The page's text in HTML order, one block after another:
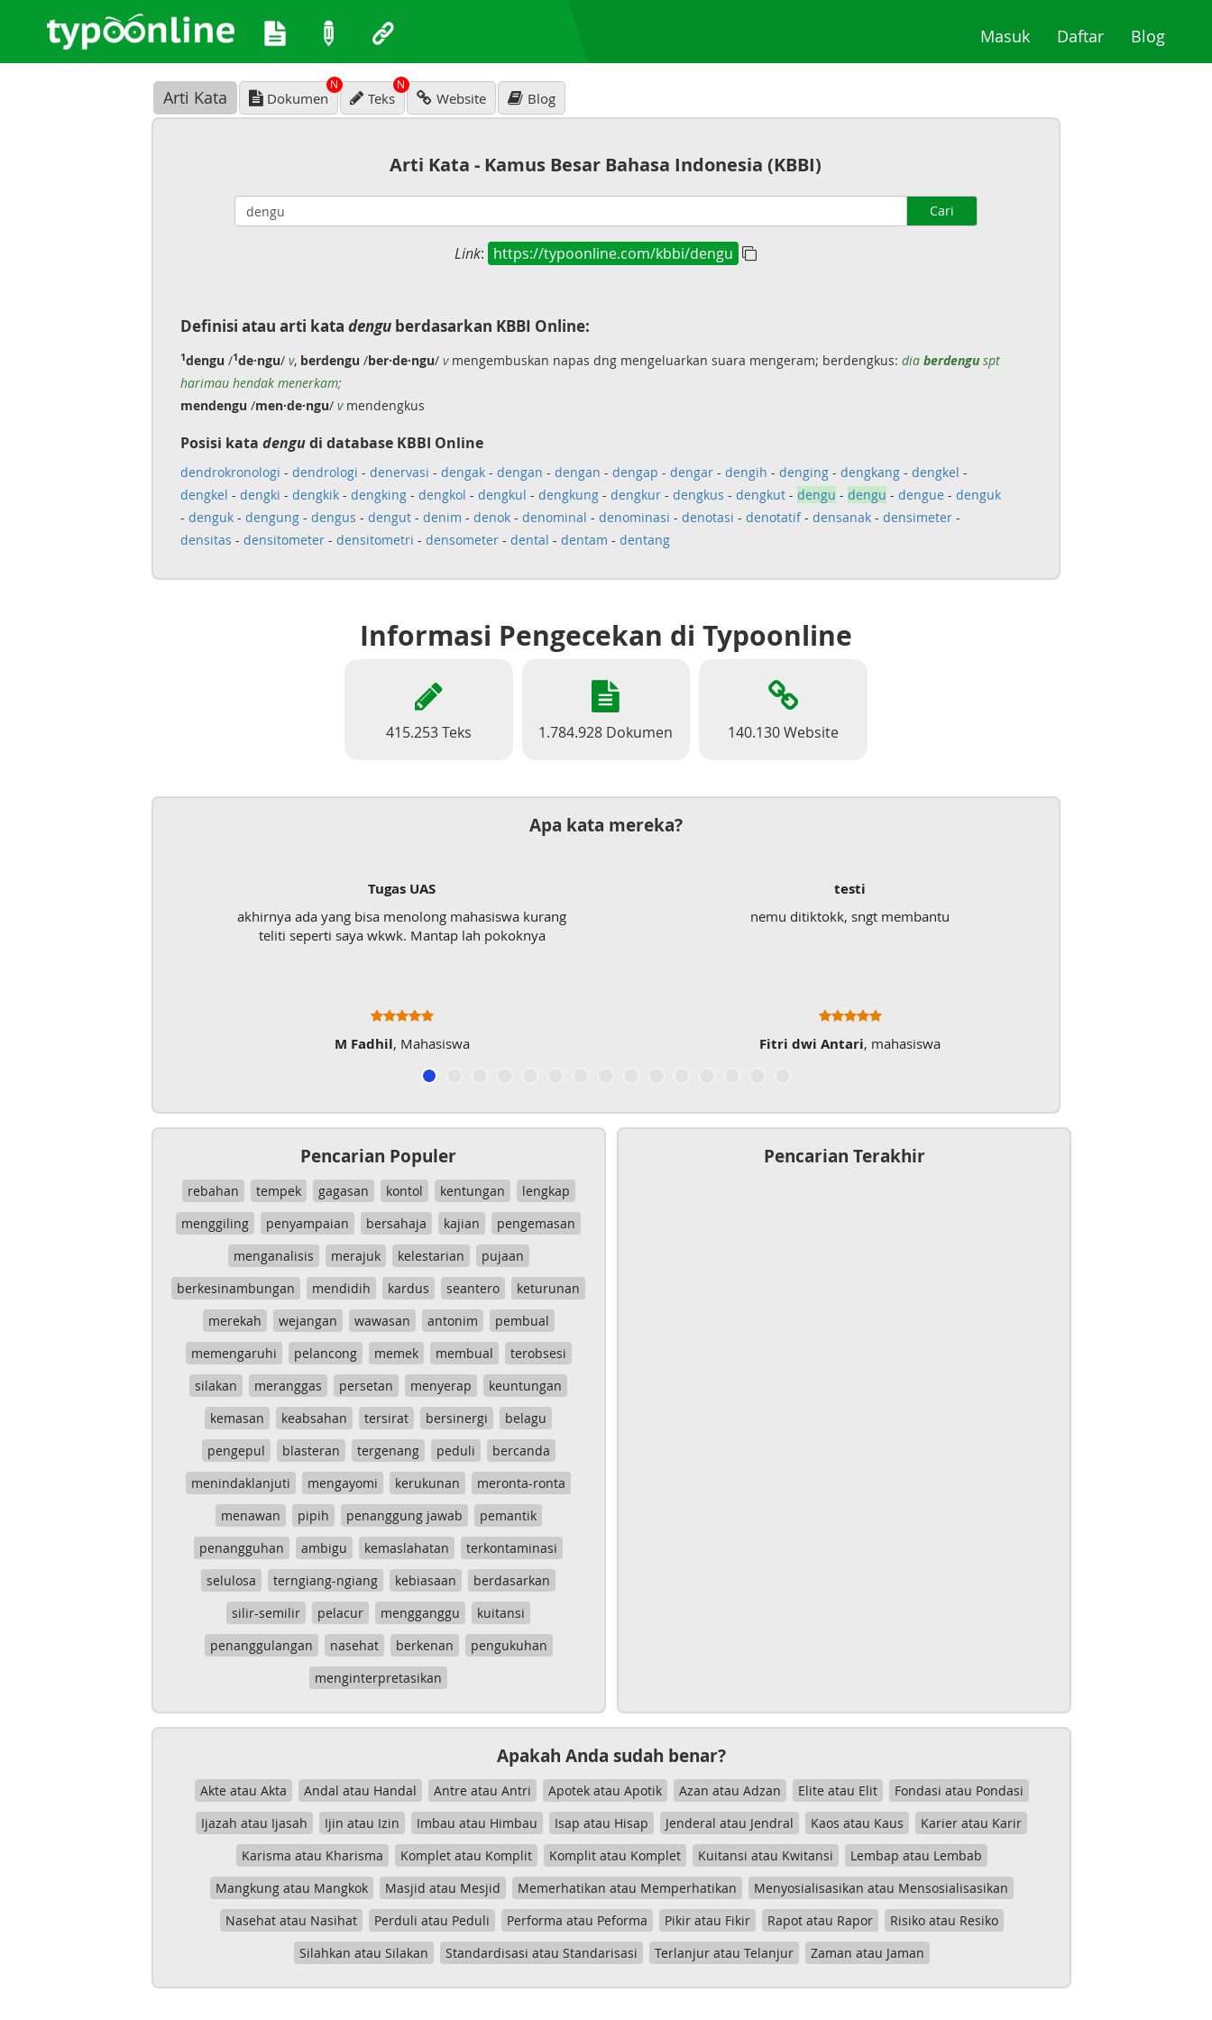
Masuk(current)
Daftar(current)
Blog
Arti Kata Dokumen
N
Teks
N
Website Blog
Arti Kata - Kamus Besar Bahasa Indonesia (KBBI)
Cari
Link: https://typoonline.com/kbbi/dengu
Definisi atau arti kata denguberdasarkan KBBI Online:
1dengu /1de·ngu/ v, berdengu /ber·de·ngu/ vmengembuskan napas dng mengeluarkan suara mengeram; berdengkus: dia berdenguspt
harimau hendak menerkam;
mendengu /men·de·ngu/ vmendengkus
Posisi kata dengudi database KBBI Online
dendrokronologi - dendrologi - denervasi - dengak- dengan - dengan - dengap - dengar- dengih - denging- dengkang- dengkel -
dengkel - dengki - dengkik- dengking- dengkol - dengkul - dengkung- dengkur- dengkus - dengkut- dengu - dengu - dengue - denguk
- denguk- dengung- dengus - dengut- denim - denok- denominal - denominasi - denotasi - denotatif- densanak- densimeter-
densitas - densitometer- densitometri - densometer- dental - dentam - dentang
Informasi Pengecekan di Typoonline
415.253 Teks 1.784.928 Dokumen 140.130 Website
Apa kata mereka?
Tugas UAS
akhirnya ada yang bisa menolong mahasiswa kurang
teliti seperti saya wkwk. Mantap lah pokoknya
M Fadhil, Mahasiswa
testi
nemu ditiktokk, sngt membantu
Fitri dwi Antari, mahasiswa
Pencarian Populer
rebahan tempek gagasan kontol kentungan
lengkap
menggiling
penyampaian bersahaja kajian
pengemasan
menganalisis
merajuk kelestarian
pujaan
berkesinambungan
mendidih kardus seantero
keturunan
merekah
wejangan wawasan antonim
pembual
memengaruhi
pelancong memek membual
terobsesi
silakan
meranggas persetan menyerap
keuntungan
kemasan
keabsahan tersirat bersinergi
belagu
pengepul
blasteran tergenang peduli
bercanda
menindaklanjuti
mengayomi kerukunan
meronta-ronta
menawan
pipih penanggung jawab
pemantik
penangguhan
ambigu kemaslahatan
terkontaminasi
selulosa
terngiang-ngiang kebiasaan
berdasarkan
silir-semilir
pelacur mengganggu
kuitansi
penanggulangan
nasehat berkenan
pengukuhan
menginterpretasikan
Pencarian Terakhir
Apakah Anda sudah benar?
Akte atau Akta Andal atau Handal Antre atau Antri Apotek atau Apotik Azan atau Adzan Elite atau Elit
Fondasi atau Pondasi
Ijazah atau Ijasah
Ijin atau Izin Imbau atau Himbau Isap atau Hisap Jenderal atau Jendral Kaos atau Kaus
Karier atau Karir
Karisma atau Kharisma
Komplet atau Komplit Komplit atau Komplet Kuitansi atau Kwitansi
Lembap atau Lembab
Mangkung atau Mangkok
Masjid atau Mesjid Memerhatikan atau Memperhatikan
Menyosialisasikan atau Mensosialisasikan
Nasehat atau Nasihat
Perduli atau Peduli Performa atau Peforma Pikir atau Fikir Rapot atau Rapor
Risiko atau Resiko
Silahkan atau Silakan
Standardisasi atau Standarisasi Terlanjur atau Telanjur Zaman atau Jaman